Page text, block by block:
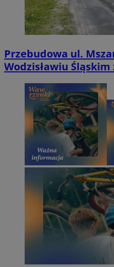
Przebudowa ul.
Wodzisławiu Śląskim